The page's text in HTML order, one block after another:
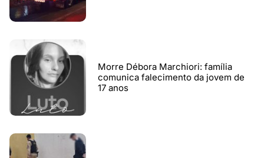
Morre Débora Marchiori: família
comunica falecimento da jovem de
17 anos